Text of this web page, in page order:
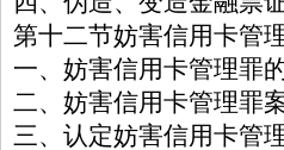
第十二节妨害信用卡管
一、妨害信用卡管理罪
二、妨害信用卡管理罪
三、认定妨害信用卡管